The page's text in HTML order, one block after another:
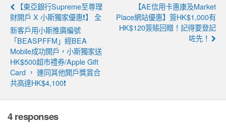
【東亞銀行Supreme至尊理
財開戶 X 小斯獨家優惠❗】 全
新客戶用小斯推廣編號
「BEASPFFM」經BEA
Mobile成功開戶，小斯獨家送
HK$500超市禮券/Apple Gift
Card ， 連同其他開戶獎賞合
共高達HK$4,100❗
【AE信用卡惠康及Market
Place網站優惠】簽HK$1,000有
HK$120簽賬回贈！記得要登記
咗先！
4 responses